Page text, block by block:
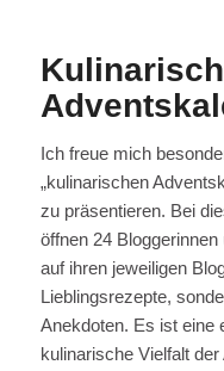
Ich freue mich
„kulinarischen
zu präsentieren. Bei
öffnen 24
auf ihren jeweiligen
Lieblingsrezepte,
Anekdoten. Es ist eine
kulinarische Vielfalt